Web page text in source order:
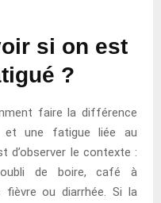
si on est
?
faire la différence
et une fatigue liée au
d’observer le contexte :
oubli de boire, café à
fièvre ou diarrhée. Si la